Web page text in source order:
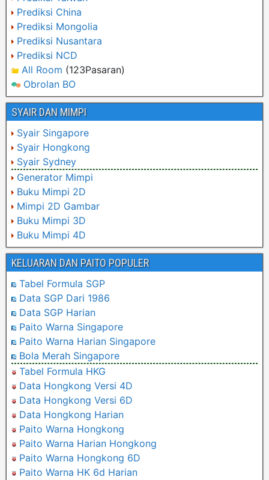
Prediksi China
Prediksi Mongolia
Prediksi Nusantara
Prediksi NCD
All Room (123Pasaran)
Obrolan BO
SYAIR DAN MIMPI
Syair Singapore
Syair Hongkong
Syair Sydney
Generator Mimpi
Buku Mimpi 2D
Mimpi 2D Gambar
Buku Mimpi 3D
Buku Mimpi 4D
KELUARAN DAN PAITO POPULER
Tabel Formula SGP
Data SGP Dari 1986
Data SGP Harian
Paito Warna Singapore
Paito Warna Harian Singapore
Bola Merah Singapore
Tabel Formula HKG
Data Hongkong Versi 4D
Data Hongkong Versi 6D
Data Hongkong Harian
Paito Warna Hongkong
Paito Warna Harian Hongkong
Paito Warna Hongkong 6D
Paito Warna HK 6d Harian